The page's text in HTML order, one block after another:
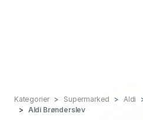
Kategorier Supermarked Aldi
Aldi Brønderslev